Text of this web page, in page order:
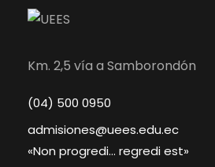
Km. 2,5 vía a Samborondón
(04) 500 0950
admisiones@uees.edu.ec
«Non progredi… regredi est»